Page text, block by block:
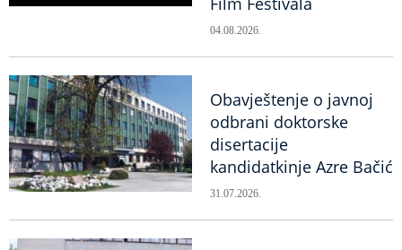
04.08.2026.
Obavještenje o javnoj
odbrani doktorske
disertacije
kandidatkinje Azre Bačić
31.07.2026.